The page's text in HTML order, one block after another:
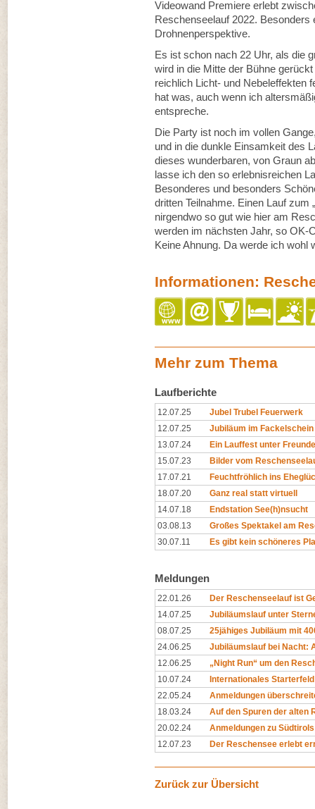
Videowand Premiere erlebt
Reschenseelauf 2022.
Drohnenperspektive.
Es ist schon nach 22 Uhr, als die
wird in die Mitte der Bühne
reichlich Licht- und Nebeleffekten
hat was, auch wenn ich
entspreche.
Die Party ist noch im vollen
und in die dunkle Einsamkeit des
dieses wunderbaren, von Graun
lasse ich den so erlebnisreichen
Besonderes und besonders
dritten Teilnahme. Einen Lauf
nirgendwo so gut wie hier am
werden im nächsten Jahr, so OK-
Keine Ahnung. Da werde ich
Informationen:
Mehr zum Thema
Laufberichte
12.07.25
Jubel Trubel Feuerwerk
12.07.25
Jubiläum im Fackelschein
13.07.24
Ein Lauffest unter
15.07.23
Bilder vom
17.07.21
Feuchtfröhlich ins
18.07.20
Ganz real statt virtuell
14.07.18
Endstation See(h)nsucht
03.08.13
Großes Spektakel am
30.07.11
Es gibt kein schöneres
Meldungen
22.01.26
Der Reschenseelauf ist
14.07.25
Jubiläumslauf unter
08.07.25
25jähiges Jubiläum mit
24.06.25
Jubiläumslauf bei Nacht:
12.06.25
„Night Run“ um den
10.07.24
Internationales
22.05.24
Anmeldungen
18.03.24
Auf den Spuren der alten
20.02.24
Anmeldungen zu
12.07.23
Der Reschensee erlebt
Zurück zur Übersicht